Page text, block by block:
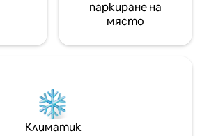
паркиране на
място
Климатик